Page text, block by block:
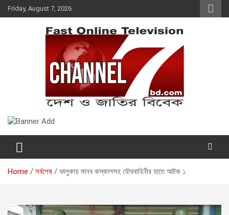
Skip
to
Friday, August 7, 2026
Fast Online Television –
CHANNEL7BD.COM
Home সর্বশেষ ভালুকায় মানব কস্কালসহ যৌথবাহিনীর হাতে আটক ১